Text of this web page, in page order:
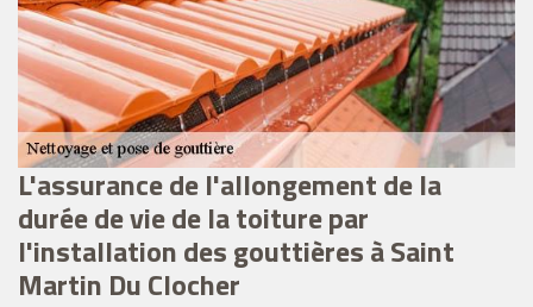
L'assurance de l'allongement de la
durée de vie de la toiture par
l'installation des gouttières à Saint
Martin Du Clocher